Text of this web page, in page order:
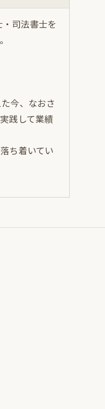
司法書士を
今、なおさ
践して業績
ち着いてい